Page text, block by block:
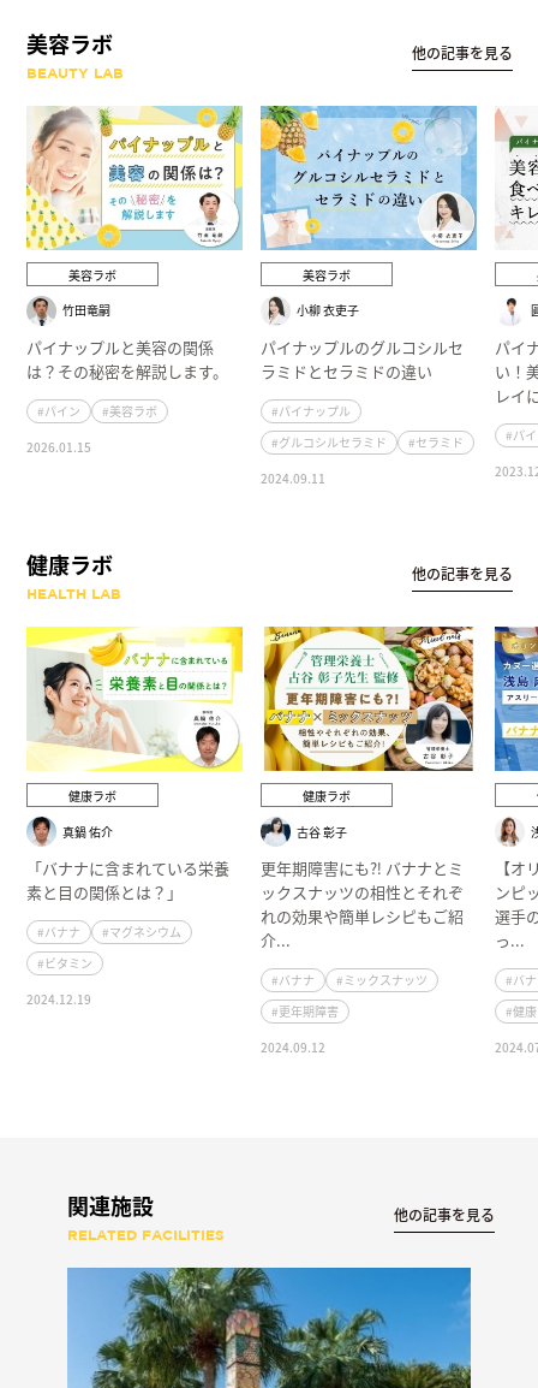
美容ラボ
BEAUTY LAB
他の記事を見る
美容ラボ
竹田竜嗣
パイナップルと美容の関係
は？その秘密を解説します。
#パイン
#美容ラボ
2026.01.15
美容ラボ
小柳 衣吏子
パイナップルのグルコシルセ
ラミドとセラミドの違い
#パイナップル
#グルコシルセラミド
#セラミド
2024.09.11
パイ
い！
レイ
#パ
健康ラボ
HEALTH LAB
他の記事を見る
健康ラボ
真鍋 佑介
「バナナに含まれている栄養
素と目の関係とは？」
#バナナ
#マグネシウム
#ビタミン
2024.12.19
健康ラボ
古谷 彰子
更年期障害にも⁈ バナナとミ
ックスナッツの相性とそれぞ
れの効果や簡単レシピもご紹
介...
#バナナ
#ミックスナッツ
#更年期障害
2024.09.12
【
ンピ
選手
っ...
#バ
#健
関連施設
RELATED FACILITIES
他の記事を見る